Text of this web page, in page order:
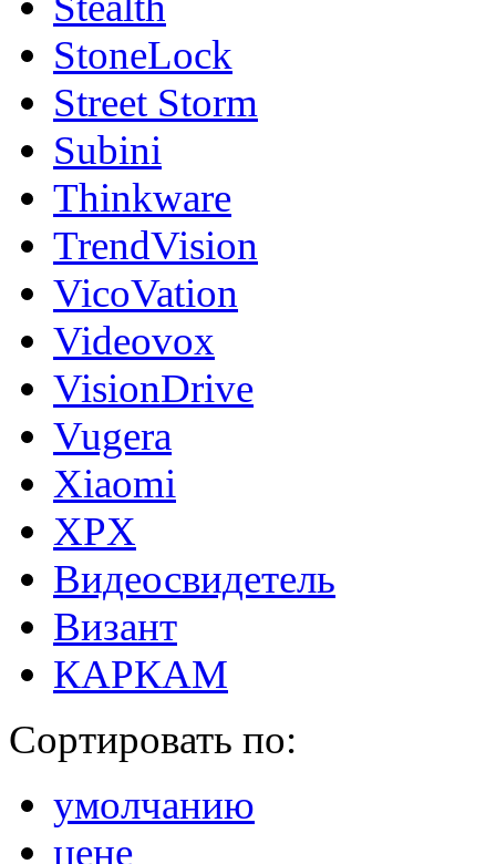
StoneLock
Street Storm
Subini
Thinkware
TrendVision
VicoVation
Videovox
VisionDrive
Vugera
Xiaomi
XPX
Видеосвидетель
Визант
КАРКАМ
Сортировать по:
умолчанию
цене